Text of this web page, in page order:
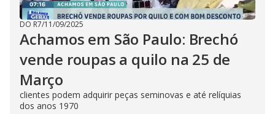
DO R7/11/09/2025
Achamos em São Paulo: Brechó
vende roupas a quilo na 25 de
Março
clientes podem adquirir peças seminovas e até relíquias
dos anos 1970